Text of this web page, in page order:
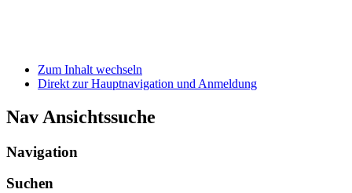
Zum Inhalt wechseln
Direkt zur Hauptnavigation und Anmeldung
Nav Ansichtssuche
Navigation
Suchen